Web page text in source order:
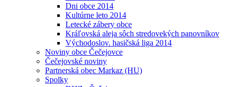
Dni obce 2014
Kultúrne leto 2014
Letecké zábery obce
Kráľovská aleja sôch stredovekých panovníkov
Východoslov. hasičská liga 2014
Noviny obce Čečejovce
Čečejovské noviny
Partnerská obec Markaz (HU)
Spolky